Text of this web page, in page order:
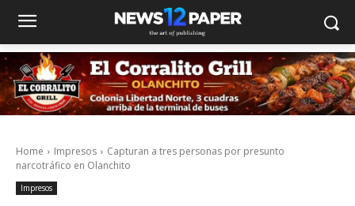
Home Impresos
Capturan a tres personas por presunto
narcotráfico en Olanchito
Impresos